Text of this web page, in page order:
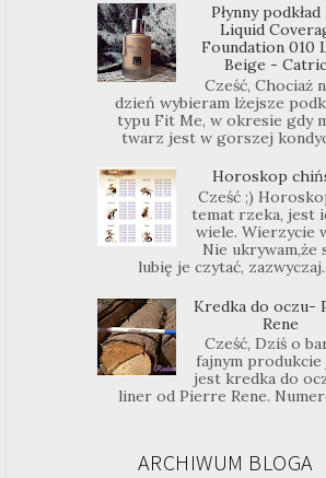
Płynny podkład
Liquid
Foundation 010
Beige -
Cześć, Chociaż
dzień wybieram lżejsze
typu Fit Me, w okresie gdy
twarz jest w gorszej
Horoskop
Cześć ;)
temat rzeka, jest
wiele. Wierzycie
Nie ukrywam,że
lubię je czytać,
Kredka do oczu-
Rene
Cześć, Dziś o
fajnym produkcie
jest kredka do
liner od Pierre Rene.
ARCHIWUM BLOGA